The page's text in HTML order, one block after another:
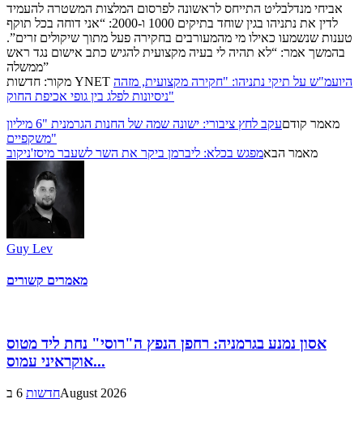
אביחי מנדלבליט התייחס לראשונה לפרסום המלצות המשטרה להעמיד
לדין את נתניהו בגין שוחד בתיקים 1000 ו-2000: “אני דוחה בכל תוקף
טענות שנשמעו כאילו מי מהמעורבים בחקירה פעל מתוך שיקולים זרים”.
בהמשך אמר: “לא תהיה לי בעיה מקצועית להגיש כתב אישום נגד ראש
ממשלה”
מקור: חדשות YNET היועמ"ש על תיקי נתניהו: "חקירה מקצועית, מזהה
ניסיונות לפלג בין גופי אכיפת החוק"
מאמר קודם
עקב לחץ ציבורי: ישונה שמה של החנות הגרמנית "6 מיליון
משקפיים"
מאמר הבאמפגש בכלא: ליברמן ביקר את השר לשעבר מיסז'ניקוב
Guy Lev
מאמרים קשורים
אסון נמנע בגרמניה: רחפן הנפץ ה"רוסי" נחת ליד מטוס
אוקראיני עמוס...
חדשות6 בAugust 2026